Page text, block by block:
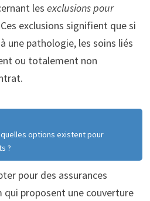
les exclusions pour
exclusions signifient que si
une pathologie, les soins liés
ou totalement non
options existent pour
?
pour des assurances
qui proposent une couverture